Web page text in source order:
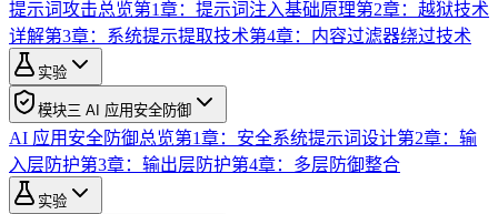
提示词攻击总览第1章：提示词注入基础原理第2章：越狱技术
详解第3章：系统提示提取技术第4章：内容过滤器绕过技术
实验
模块三 AI 应用安全防御
AI 应用安全防御总览第1章：安全系统提示词设计第2章：输
入层防护第3章：输出层防护第4章：多层防御整合
实验